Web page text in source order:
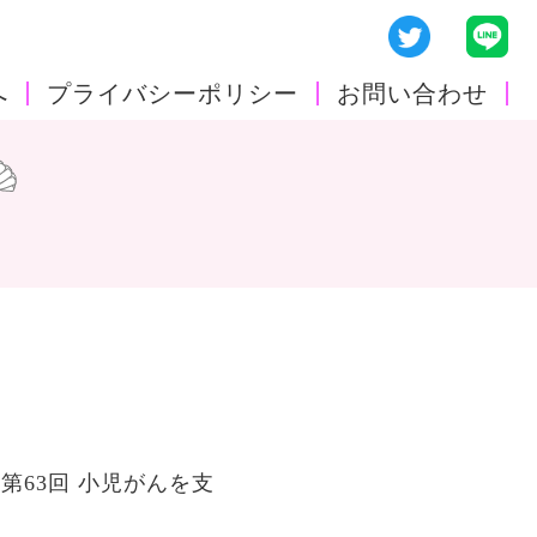
プライバシーポリシー お問い合わせ
63回 小児がんを支